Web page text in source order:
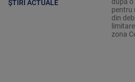
ȘTIRI ACTUALE
pentru
din
zona